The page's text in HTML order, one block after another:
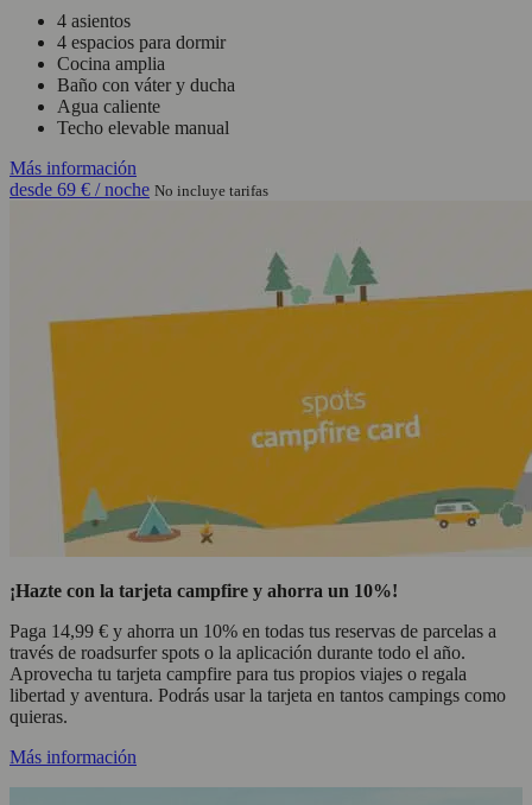
4 asientos
4 espacios para dormir
Cocina amplia
Baño con váter y ducha
Agua caliente
Techo elevable manual
Más información
desde 69 € / noche No incluye tarifas
¡Hazte con la tarjeta campfire y ahorra un 10%!
Paga 14,99 € y ahorra un 10% en todas tus reservas de parcelas a
través de roadsurfer spots o la aplicación durante todo el año.
Aprovecha tu tarjeta campfire para tus propios viajes o regala
libertad y aventura. Podrás usar la tarjeta en tantos campings como
quieras.
Más información